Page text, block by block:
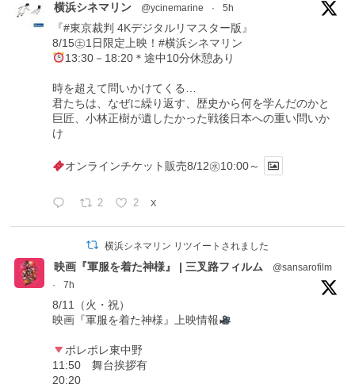
横浜シネマリン @ycinemarine · 5h
『#東京裁判 4Kデジタルリマスター版』
8/15㊏1日限定上映！#横浜シネマリン
13:30－18:20＊途中10分休憩あり
時を超えて問いかけてくる…
君たちは、なぜに繰り返す、歴史から何を学んだのかと
巨匠、小林正樹が遺したかった戦後日本への重い問いか
け
オンラインチケット販売8/12㊌10:00～
2 2 X
横浜シネマリン リツイートされました
映画『軍服を着た神様』 | 三叉路フィルム
@sansarofilm
·
7h
8/11（火・祝）
映画『軍服を着た神様』上映情報
ポレポレ東中野
11:50 舞台挨拶有
20:20